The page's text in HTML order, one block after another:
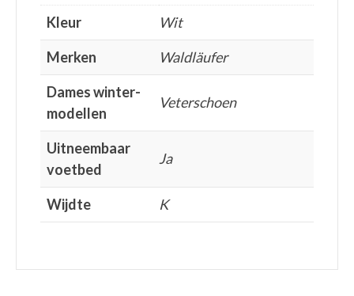
Kleur
Wit
Merken
Waldläufer
Dames winter-
modellen
Veterschoen
Uitneembaar
voetbed
Ja
Wijdte K